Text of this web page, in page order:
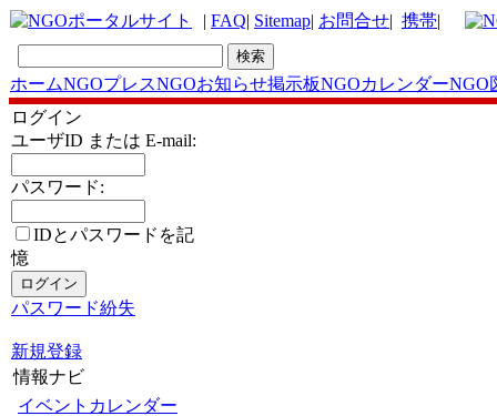
| FAQ| Sitemap| お問合せ| 携帯|
ホームNGOプレスNGOお知らせ掲示板NGOカレンダーNGO
ログイン
ユーザID または E-mail:
パスワード:
IDとパスワードを記
憶
パスワード紛失
新規登録
情報ナビ
イベントカレンダー